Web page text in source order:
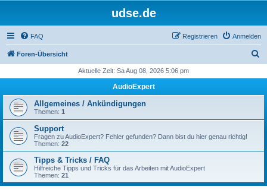
udse.de
FAQ Anmelden
Registrieren
Foren-Übersicht
h
Aktuelle Zeit: Sa Aug 08, 2026 5:06 pm
AudioExpert
Allgemeines / Ankündigungen
Themen: 1
Support
Fragen zu AudioExpert? Fehler gefunden? Dann bist du hier genau richtig!
Themen: 22
Tipps & Tricks / FAQ
Hilfreiche Tipps und Tricks für das Arbeiten mit AudioExpert
Themen: 21